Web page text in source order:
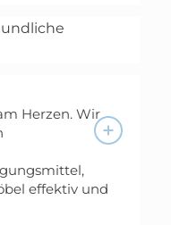
Herzen. Wir
effektiv und